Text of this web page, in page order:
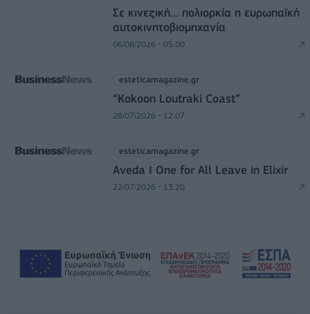
Σε κινεζική… πολιορκία η ευρωπαϊκή
αυτοκινητοβιομηχανία
06/08/2026 - 05:00
esteticamagazine.gr
“Kokoon Loutraki Coast”
28/07/2026 - 12:07
esteticamagazine.gr
Aveda I One for All Leave in Elixir
22/07/2026 - 13:20